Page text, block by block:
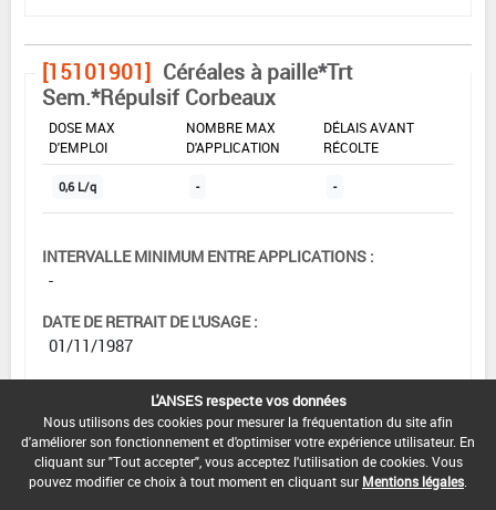
[15101901] Céréales à paille*Trt
Sem.*Répulsif Corbeaux
DOSE MAX
D'EMPLOI
NOMBRE MAX
D'APPLICATION
DÉLAIS AVANT
RÉCOLTE
0,6 L/q - -
INTERVALLE MINIMUM ENTRE APPLICATIONS :
-
DATE DE RETRAIT DE L'USAGE :
01/11/1987
DATE DE FIN DE DISTRIBUTION :
DATE DE FIN D'UTILISATION :
-
L'ANSES respecte vos données
Nous utilisons des cookies pour mesurer la fréquentation du site afin
d'améliorer son fonctionnement et d'optimiser votre expérience utilisateur. En
cliquant sur "Tout accepter", vous acceptez l'utilisation de cookies. Vous
pouvez modifier ce choix à tout moment en cliquant sur Mentions légales